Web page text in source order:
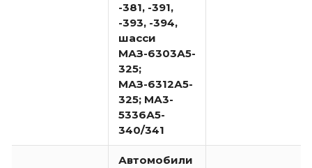
-381, -391,
-393, -394,
шасси
МАЗ-6303А5-
325;
МАЗ-6312А5-
325; МА3-
5336А5-
340/341
Автомобили